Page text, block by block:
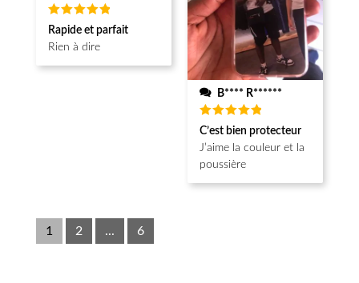
Note5
sur 5
Rapide et parfait
Rien à dire
B**** R******
Note5
sur 5
C’est bien protecteur
J’aime la couleur et la
poussière
1 2 ... 6